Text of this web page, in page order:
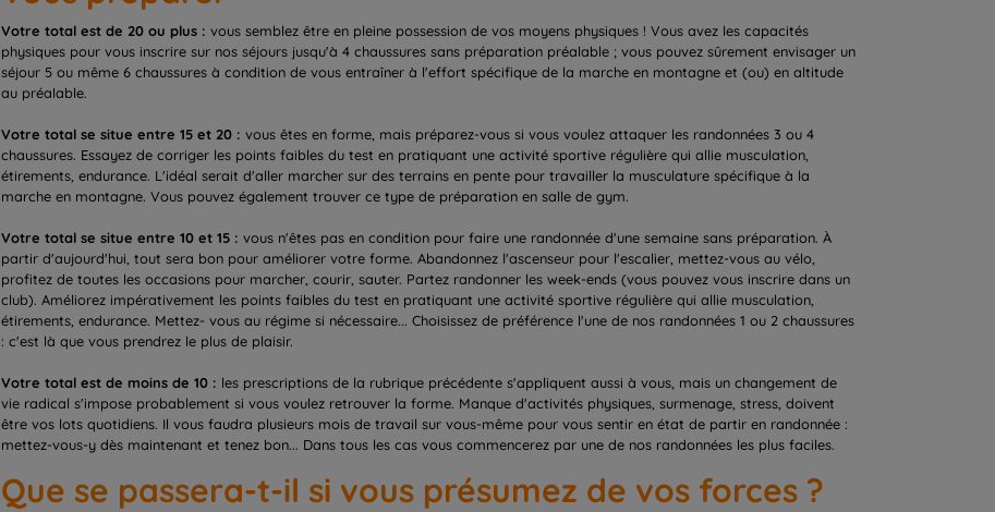
Votre total est de 20 ou plus : vous semblez être en pleine possession de vos moyens physiques ! Vous avez les capacités
physiques pour vous inscrire sur nos séjours jusqu'à 4 chaussures sans préparation préalable ; vous pouvez sûrement envisager un
séjour 5 ou même 6 chaussures à condition de vous entraîner à l'effort spécifique de la marche en montagne et (ou) en altitude
au préalable.
Votre total se situe entre 15 et 20 : vous êtes en forme, mais préparez-vous si vous voulez attaquer les randonnées 3 ou 4
chaussures. Essayez de corriger les points faibles du test en pratiquant une activité sportive régulière qui allie musculation,
étirements, endurance. L'idéal serait d'aller marcher sur des terrains en pente pour travailler la musculature spécifique à la
marche en montagne. Vous pouvez également trouver ce type de préparation en salle de gym.
Votre total se situe entre 10 et 15 : vous n'êtes pas en condition pour faire une randonnée d'une semaine sans préparation. À
partir d'aujourd'hui, tout sera bon pour améliorer votre forme. Abandonnez l'ascenseur pour l'escalier, mettez-vous au vélo,
profitez de toutes les occasions pour marcher, courir, sauter. Partez randonner les week-ends (vous pouvez vous inscrire dans un
club). Améliorez impérativement les points faibles du test en pratiquant une activité sportive régulière qui allie musculation,
étirements, endurance. Mettez- vous au régime si nécessaire... Choisissez de préférence l'une de nos randonnées 1 ou 2 chaussures
: c'est là que vous prendrez le plus de plaisir.
Votre total est de moins de 10 : les prescriptions de la rubrique précédente s'appliquent aussi à vous, mais un changement de
vie radical s'impose probablement si vous voulez retrouver la forme. Manque d'activités physiques, surmenage, stress, doivent
être vos lots quotidiens. Il vous faudra plusieurs mois de travail sur vous-même pour vous sentir en état de partir en randonnée :
mettez-vous-y dès maintenant et tenez bon... Dans tous les cas vous commencerez par une de nos randonnées les plus faciles.
Que se passera-t-il si vous présumez de vos forces ?